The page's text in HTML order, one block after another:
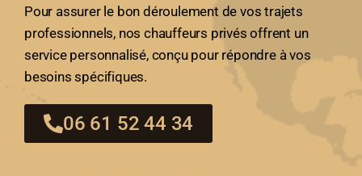
Pour assurer le bon déroulement de vos trajets
professionnels, nos chauffeurs privés offrent un
service personnalisé, conçu pour répondre à vos
besoins spécifiques.
06 61 52 44 34